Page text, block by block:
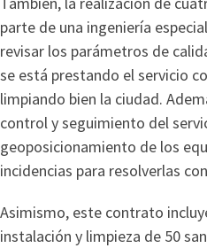
parte de una ingeniería
revisar los parámetros de
se está prestando el servicio
limpiando bien la ciudad.
control y seguimiento del
geoposicionamiento de los
incidencias para resolverlas
Asimismo, este contrato
instalación y limpieza de 50